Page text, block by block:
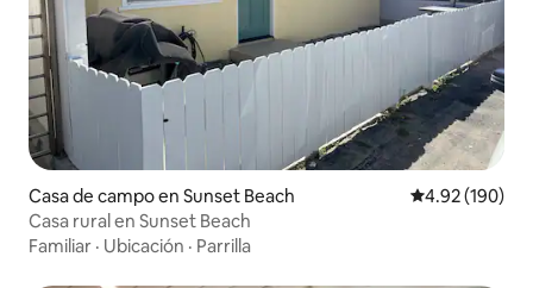
Casa de campo en Sunset Beach Calificación
4.92 (190)
Casa rural en Sunset Beach
Familiar · Ubicación · Parrilla